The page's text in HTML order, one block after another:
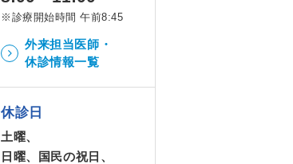
※診療開始時間 午前8:45
外来担当医師・
休診情報一覧
休診日
土曜、
日曜、国民の祝日、